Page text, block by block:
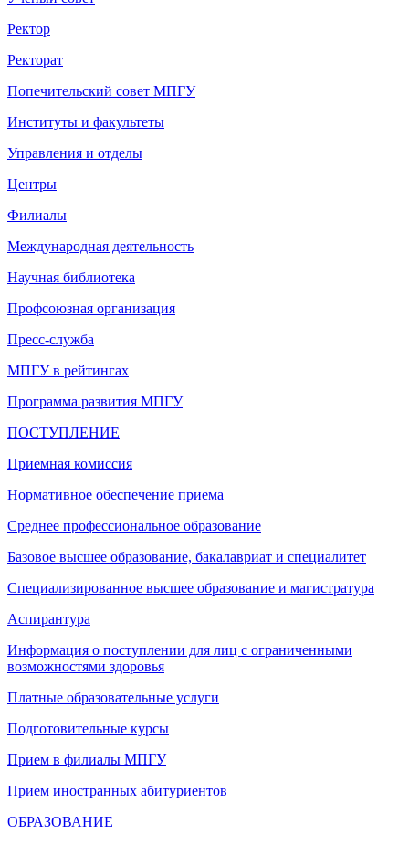
Ректор
Ректорат
Попечительский совет МПГУ
Институты и факультеты
Управления и отделы
Центры
Филиалы
Международная деятельность
Научная библиотека
Профсоюзная организация
Пресс-служба
МПГУ в рейтингах
Программа развития МПГУ
ПОСТУПЛЕНИЕ
Приемная комиссия
Нормативное обеспечение приема
Среднее профессиональное образование
Базовое высшее образование, бакалавриат и специалитет
Специализированное высшее образование и магистратура
Аспирантура
Информация о поступлении для лиц с ограниченными
возможностями здоровья
Платные образовательные услуги
Подготовительные курсы
Прием в филиалы МПГУ
Прием иностранных абитуриентов
ОБРАЗОВАНИЕ